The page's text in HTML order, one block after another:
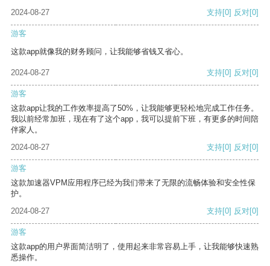
2024-08-27 支持[0] 反对[0]
游客
这款app就像我的财务顾问，让我能够省钱又省心。
2024-08-27 支持[0] 反对[0]
游客
这款app让我的工作效率提高了50%，让我能够更轻松地完成工作任务。
我以前经常加班，现在有了这个app，我可以提前下班，有更多的时间陪
伴家人。
2024-08-27
支持[0] 反对[0]
游客
这款加速器VPM应用程序已经为我们带来了无限的流畅体验和安全性保
护。
2024-08-27
支持[0] 反对[0]
游客
这款app的用户界面简洁明了，使用起来非常容易上手，让我能够快速熟
悉操作。